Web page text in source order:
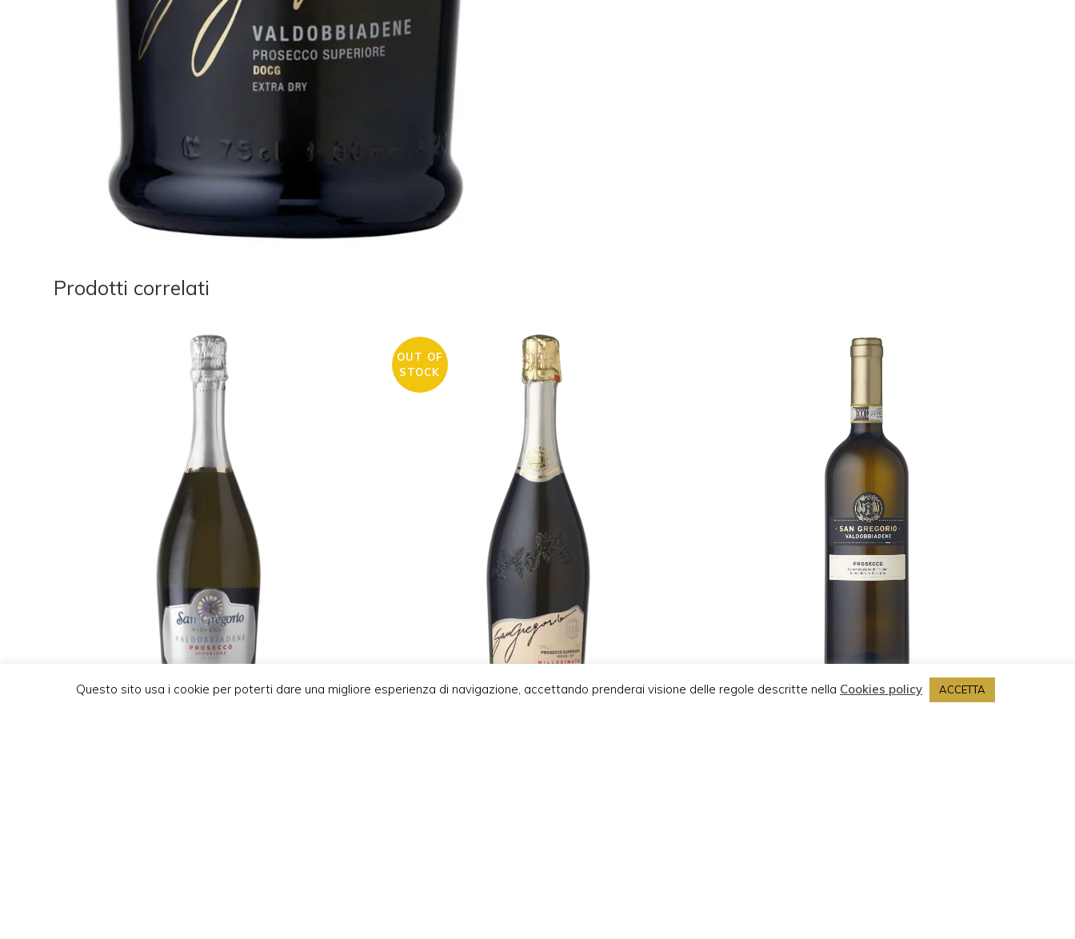
Prodotti correlati
OUT OF
STOCK
Questo sito usa i cookie per poterti dare una migliore esperienza di navigazione, accettando prenderai visione delle regole descritte nella Cookies policy ACCETTA